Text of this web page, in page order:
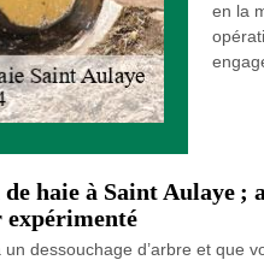
en la
de haie à Saint Aulaye ;
expérimenté
dessouchage d’arbre et que